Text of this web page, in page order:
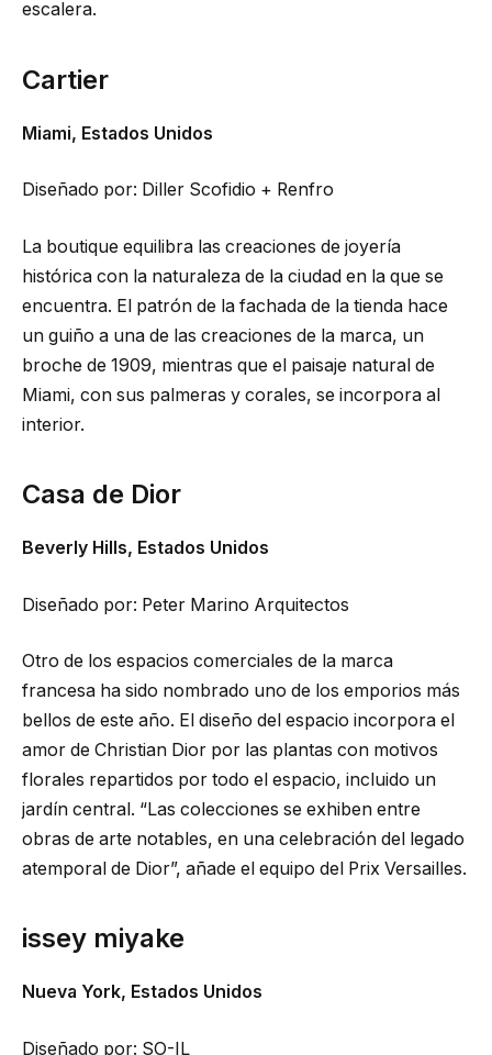
escalera.
Cartier
Miami, Estados Unidos
Diseñado por: Diller Scofidio + Renfro
La boutique equilibra las creaciones de joyería
histórica con la naturaleza de la ciudad en la que se
encuentra. El patrón de la fachada de la tienda hace
un guiño a una de las creaciones de la marca, un
broche de 1909, mientras que el paisaje natural de
Miami, con sus palmeras y corales, se incorpora al
interior.
Casa de Dior
Beverly Hills, Estados Unidos
Diseñado por: Peter Marino Arquitectos
Otro de los espacios comerciales de la marca
francesa ha sido nombrado uno de los emporios más
bellos de este año. El diseño del espacio incorpora el
amor de Christian Dior por las plantas con motivos
florales repartidos por todo el espacio, incluido un
jardín central. “Las colecciones se exhiben entre
obras de arte notables, en una celebración del legado
atemporal de Dior”, añade el equipo del Prix Versailles.
issey miyake
Nueva York, Estados Unidos
Diseñado por: SO-IL